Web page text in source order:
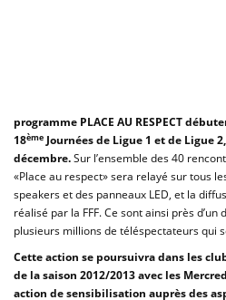
programme PLACE AU RESPECT
18ème Journées de Ligue 1 et de Ligue
décembre.Sur l’ensemble des 40
«Place au respect» sera relayé sur tous
speakers et des panneaux LED, et la
réalisé par la FFF. Ce sont ainsi près
plusieurs millions de téléspectateurs qui
Cette action se poursuivra dans les
de la saison 2012/2013 avec les
action de sensibilisation auprès des